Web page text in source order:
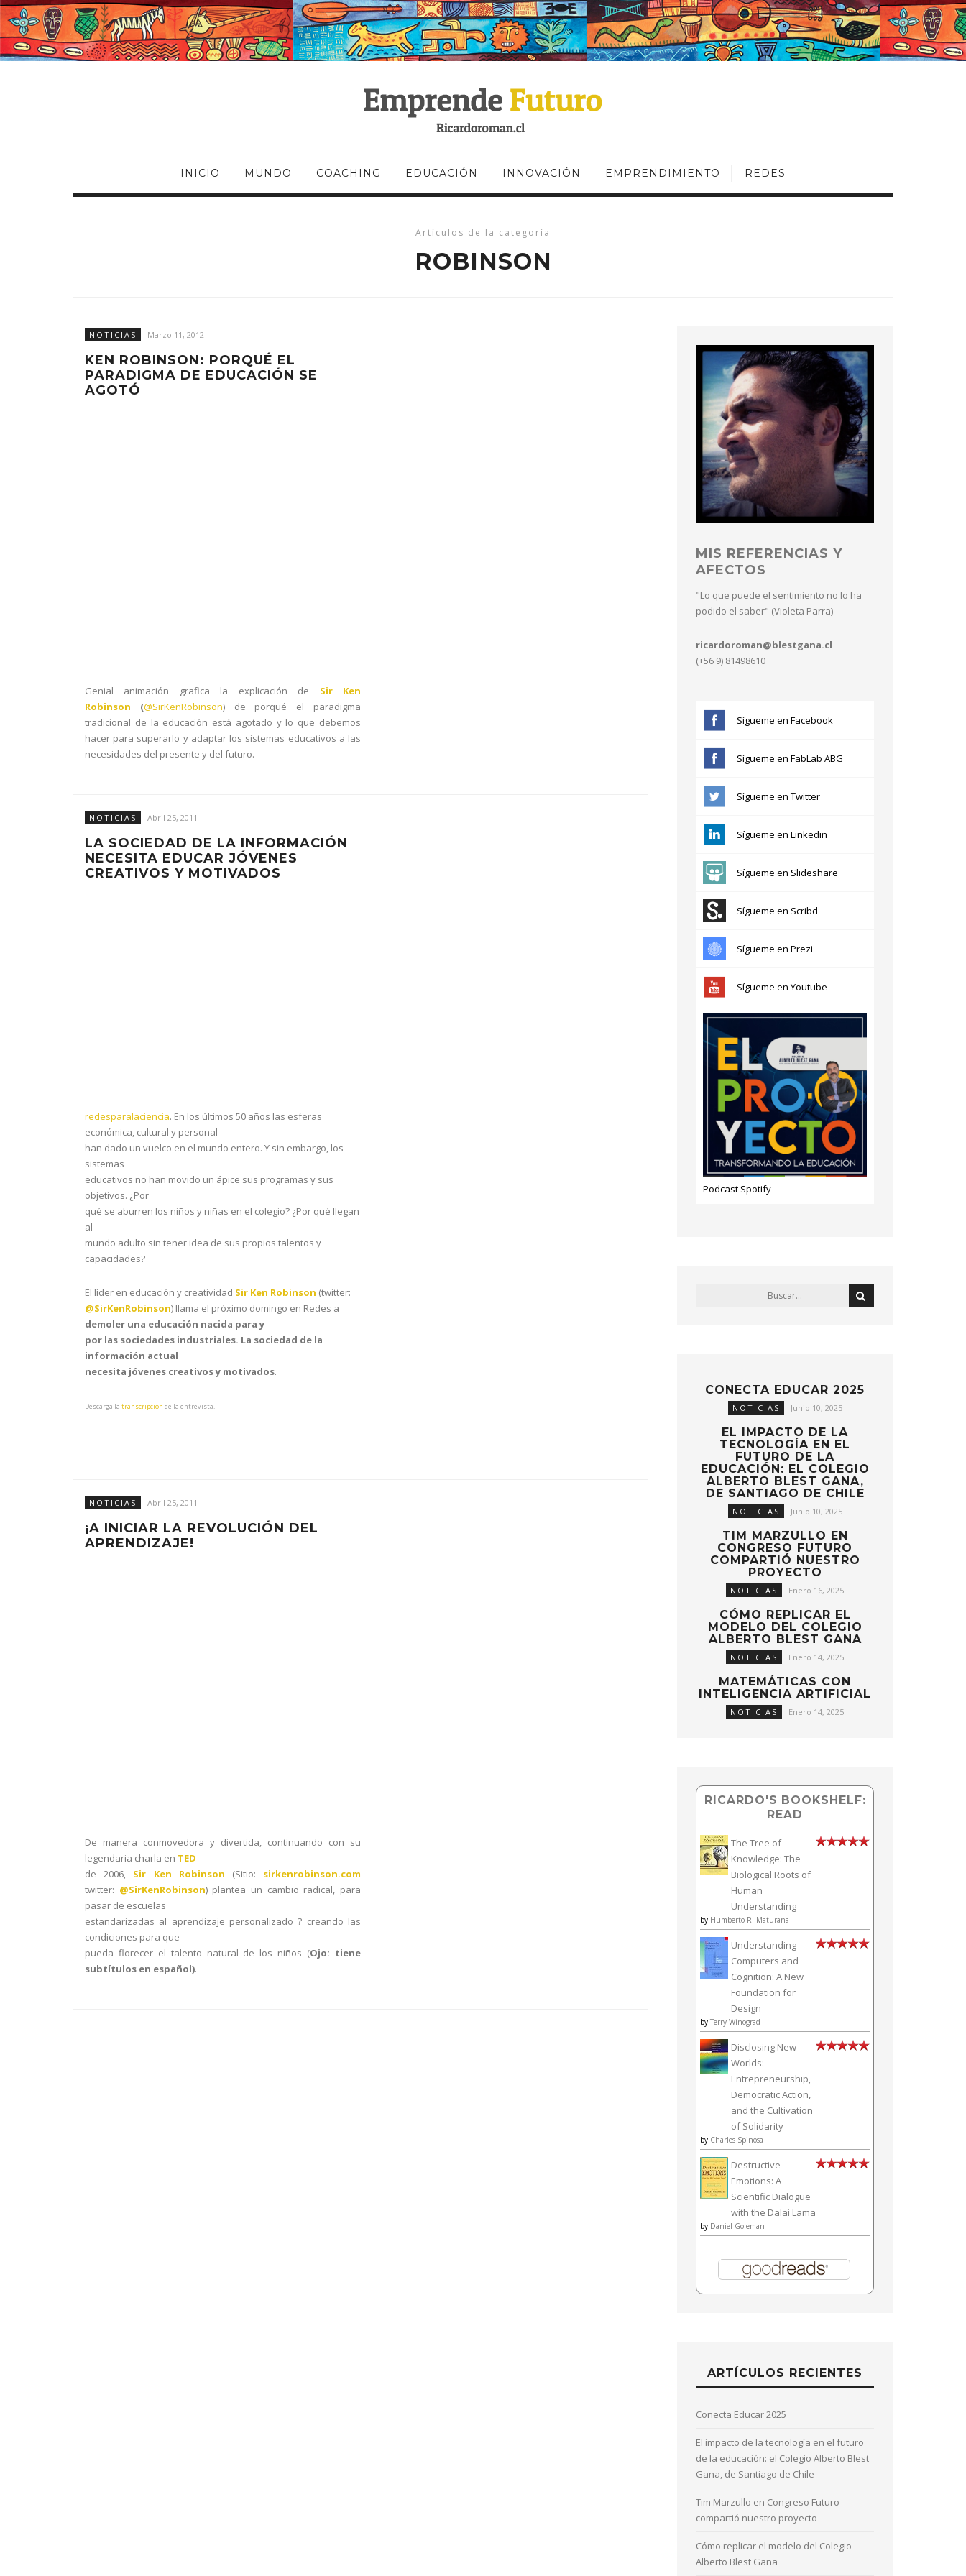
INICIO MUNDO COACHING EDUCACIÓN INNOVACIÓN EMPRENDIMIENTO REDES
Artículos de la categoría
ROBINSON
NOTICIAS Marzo 11, 2012
KEN ROBINSON: PORQUÉ EL
PARADIGMA DE EDUCACIÓN SE
AGOTÓ
Genial animación grafica la explicación de Sir Ken
Robinson (@SirKenRobinson) de porqué el paradigma
tradicional de la educación está agotado y lo que debemos
hacer para superarlo y adaptar los sistemas educativos a las
necesidades del presente y del futuro.
NOTICIAS Abril 25, 2011
LA SOCIEDAD DE LA INFORMACIÓN
NECESITA EDUCAR JÓVENES
CREATIVOS Y MOTIVADOS
redesparalaciencia. En los últimos 50 años las esferas
económica, cultural y personal
han dado un vuelco en el mundo entero. Y sin embargo, los
sistemas
educativos no han movido un ápice sus programas y sus
objetivos. ¿Por
qué se aburren los niños y niñas en el colegio? ¿Por qué llegan
al
mundo adulto sin tener idea de sus propios talentos y
capacidades?
El líder en educación y creatividad Sir Ken Robinson (twitter:
@SirKenRobinson) llama el próximo domingo en Redes a
demoler una educación nacida para y
por las sociedades industriales. La sociedad de la
información actual
necesita jóvenes creativos y motivados.
Descarga la transcripción de la entrevista.
NOTICIAS Abril 25, 2011
¡A INICIAR LA REVOLUCIÓN DEL
APRENDIZAJE!
De manera conmovedora y divertida, continuando con su
legendaria charla en TED
de 2006, Sir Ken Robinson (Sitio: sirkenrobinson.com
twitter: @SirKenRobinson) plantea un cambio radical, para
pasar de escuelas
estandarizadas al aprendizaje personalizado ? creando las
condiciones para que
pueda florecer el talento natural de los niños (Ojo: tiene
subtítulos en español).
MIS REFERENCIAS Y
AFECTOS
"Lo que puede el sentimiento no lo ha
podido el saber" (Violeta Parra)
ricardoroman@blestgana.cl
(+56 9) 81498610
Sígueme en Facebook
Sígueme en FabLab ABG
Sígueme en Twitter
Sígueme en Linkedin
Sígueme en Slideshare
Sígueme en Scribd
Sígueme en Prezi
Sígueme en Youtube
Podcast Spotify
CONECTA EDUCAR 2025
NOTICIAS Junio 10, 2025
EL IMPACTO DE LA
TECNOLOGÍA EN EL
FUTURO DE LA
EDUCACIÓN: EL COLEGIO
ALBERTO BLEST GANA,
DE SANTIAGO DE CHILE
NOTICIAS Junio 10, 2025
TIM MARZULLO EN
CONGRESO FUTURO
COMPARTIÓ NUESTRO
PROYECTO
NOTICIAS Enero 16, 2025
CÓMO REPLICAR EL
MODELO DEL COLEGIO
ALBERTO BLEST GANA
NOTICIAS Enero 14, 2025
MATEMÁTICAS CON
INTELIGENCIA ARTIFICIAL
NOTICIAS Enero 14, 2025
RICARDO'S BOOKSHELF:
READ
The Tree of
Knowledge: The
Biological Roots of
Human
Understanding
by Humberto R. Maturana
Understanding
Computers and
Cognition: A New
Foundation for
Design
by Terry Winograd
Disclosing New
Worlds:
Entrepreneurship,
Democratic Action,
and the Cultivation
of Solidarity
by Charles Spinosa
Destructive
Emotions: A
Scientific Dialogue
with the Dalai Lama
by Daniel Goleman
ARTÍCULOS RECIENTES
Conecta Educar 2025
El impacto de la tecnología en el futuro
de la educación: el Colegio Alberto Blest
Gana, de Santiago de Chile
Tim Marzullo en Congreso Futuro
compartió nuestro proyecto
Cómo replicar el modelo del Colegio
Alberto Blest Gana